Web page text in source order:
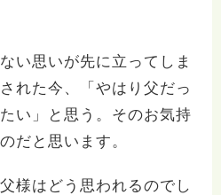
い思いが先に立ってしま
れた今、「やはり父だっ
い」と思う。そのお気持
だと思います。
様はどう思われるのでし